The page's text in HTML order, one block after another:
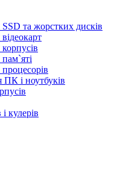
та жорстких дисків
і ноутбуків
кулерів